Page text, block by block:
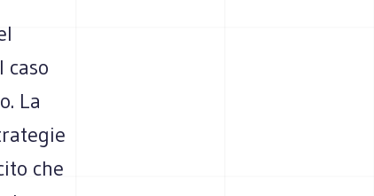
caso
La
che